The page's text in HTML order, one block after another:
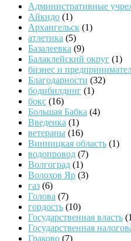
Административные
Айкидо (1)
Архангельск (1)
атлетика (5)
Базалеевка (9)
Балаклейский округ (1)
бизнес и
Благодарности (32)
бодибилдинг (1)
бокс (16)
Большая Бабка (4)
Введенка (1)
ветераны (16)
Винницкая область (1)
водопровод (7)
Волгоград (1)
Волохов Яр (3)
газ (6)
Голова (7)
гордость (10)
Государственная власть
Государственная
Граково (7)